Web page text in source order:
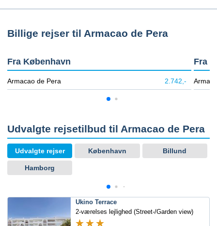
Billige rejser til Armacao de Pera
Fra København
Armacao de Pera 2.742,-
Fra
Udvalgte rejsetilbud til Armacao de Pera
Udvalgte rejser København Billund
Hamborg
Ukino Terrace
2-værelses lejlighed (Street-/Garden view)